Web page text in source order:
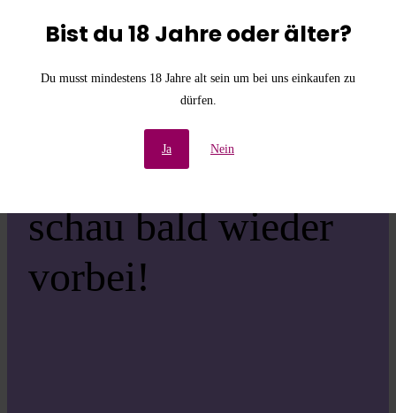
Bist du 18 Jahre oder älter?
Du musst mindestens 18 Jahre alt sein um bei uns einkaufen zu
dürfen.
Ja Nein
die
Unannehmlichkeiten!
Wir arbeiten an einer
großartigen Sache –
schau bald wieder
vorbei!